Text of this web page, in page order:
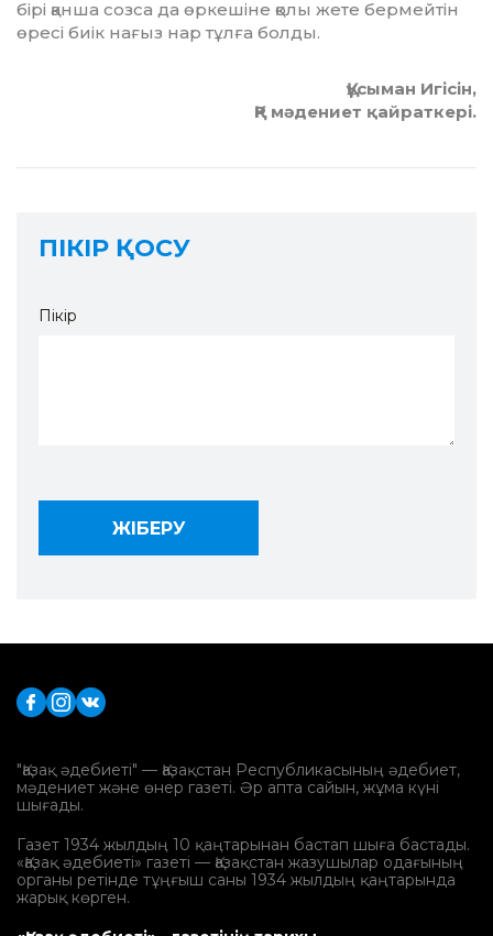
бірі қанша созса да өркешіне қолы жете бермейтін
өресі биік нағыз нар тұлға болды.
Құсыман Игісін,
ҚР мәдениет қайраткері.
ПІКІР ҚОСУ
Пікір
"Қазақ әдебиеті" — Қазақстан Республикасының әдебиет,
мәдениет және өнер газеті. Әр апта сайын, жұма күні
шығады.
Газет 1934 жылдың 10 қаңтарынан бастап шыға бастады.
«Қазақ әдебиеті» газеті — Қазақстан жазушылар одағының
органы ретінде тұңғыш саны 1934 жылдың қаңтарында
жарық көрген.